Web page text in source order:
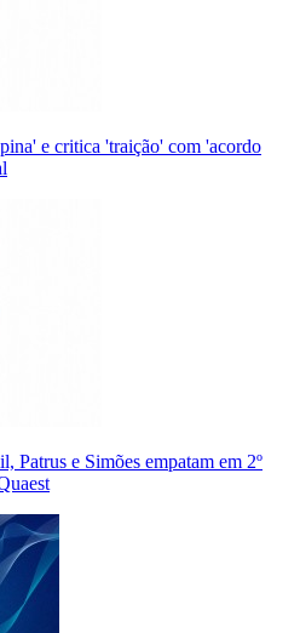
e critica 'traição' com 'acordo
e Simões empatam em 2º